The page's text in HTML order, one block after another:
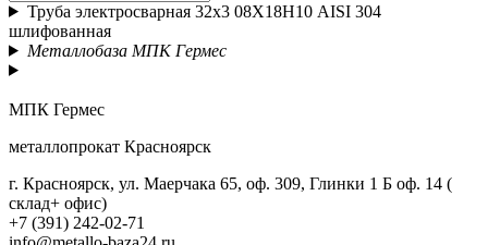
Труба электросварная 32х3 08Х18Н10 AISI 304
шлифованная
Металлобаза МПК Гермес
МПК Гермес
металлопрокат Красноярск
г. Красноярск, ул. Маерчака 65, оф. 309, Глинки 1 Б оф. 14 (
склад+ офис)
+7 (391) 242-02-71